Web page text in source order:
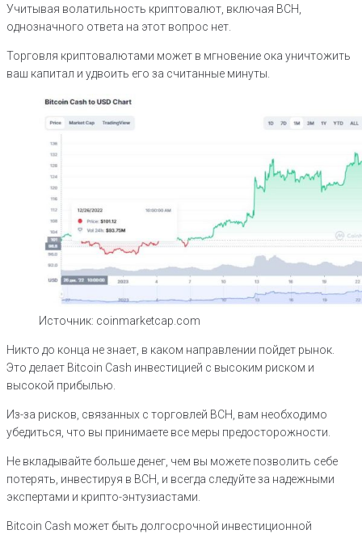
Учитывая волатильность криптовалют, включая BCH,
однозначного ответа на этот вопрос нет.
Торговля криптовалютами может в мгновение ока уничтожить
ваш капитал и удвоить его за считанные минуты.
Источник: coinmarketcap.com
Никто до конца не знает, в каком направлении пойдет рынок.
Это делает Bitcoin Cash инвестицией с высоким риском и
высокой прибылью.
Из-за рисков, связанных с торговлей BCH, вам необходимо
убедиться, что вы принимаете все меры предосторожности.
Не вкладывайте больше денег, чем вы можете позволить себе
потерять, инвестируя в BCH, и всегда следуйте за надежными
экспертами и крипто-энтузиастами.
Bitcoin Cash может быть долгосрочной инвестиционной